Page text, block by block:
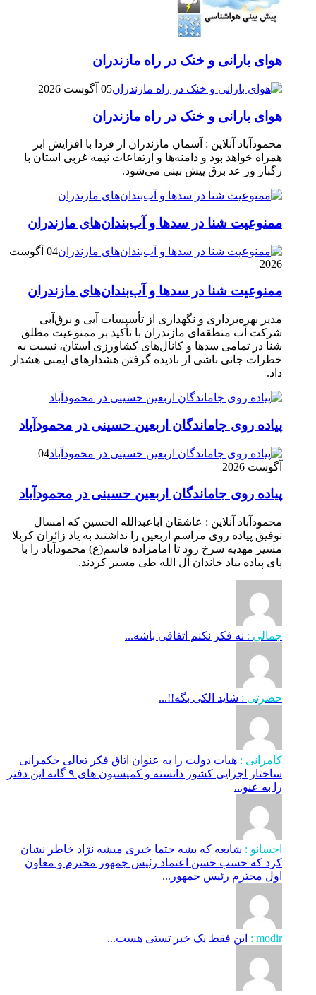
هوای بارانی و خنک در راه مازندران
05 آگوست 2026
هوای بارانی و خنک در راه مازندران
محمودآباد آنلاین : آسمان مازندران از فردا با افزایش ابر
همراه خواهد بود و دامنه‌ها و ارتفاعات نیمه غربی استان با
رگبار ور عد برق پیش بینی می‌شود.
ممنوعیت شنا در سدها و آب‌بندان‌‌های مازندران
04 آگوست
2026
ممنوعیت شنا در سدها و آب‌بندان‌‌های مازندران
مدیر بهره‌برداری و نگهداری از تأسیسات آبی و برق‌آبی
شرکت آب منطقه‌ای مازندران با تأکید بر ممنوعیت مطلق
شنا در تمامی سدها و کانال‌های کشاورزی استان، نسبت به
خطرات جانی ناشی از نادیده گرفتن هشدارهای ایمنی هشدار
داد.
پیاده روی جاماندگان اربعین حسینی در محمودآباد
04
آگوست 2026
پیاده روی جاماندگان اربعین حسینی در محمودآباد
محمودآباد آنلاین : عاشقان اباعبدالله الحسین که امسال
توفیق پیاده روی مراسم اربعین را نداشتند به یاد زائران کربلا
مسیر مهدیه سرخ رود تا امامزاده قاسم(ع) محمودآباد را با
پای پیاده بیاد خاندان آل الله طی مسیر کردند.
جمالی : نه فکر نکنم اتفاقی باشه...
حضرتی : شاید الکی بگه!!...
کامرانی : هیات دولت را به عنوان اتاق فکر تعالی حکمرانی
ساختار اجرایی کشور دانسته و کمیسیون های ۹ گانه این دفتر
را به عنو...
احسانو : شایعه که بشه حتما خبری میشه نژاد خاطر نشان
کرد که حسب حسن اعتماد رئیس جمهور محترم و معاون
اول محترم رئیس جمهور...
modir : این فقط یک خبر تستی هست...